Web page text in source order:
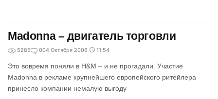
Madonna – двигатель торговли
5285 004 Октября 2006 11:54
Это вовремя поняли в H&M – и не прогадали. Участие
Madonna в рекламе крупнейшего европейского ритейлера
принесло компании немалую выгоду